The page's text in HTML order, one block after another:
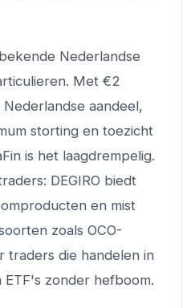
Nederlandse
Met €2
aandeel,
storting en toezicht
is het laagdrempelig.
DEGIRO biedt
en mist
zoals OCO-
traders die handelen in
zonder hefboom.